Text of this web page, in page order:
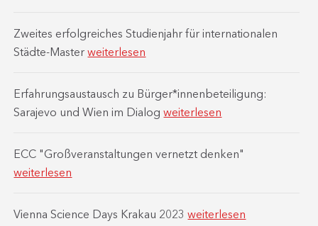
Zweites erfolgreiches Studienjahr für internationalen
Städte-Masterweiterlesen
Erfahrungsaustausch zu Bürger*innenbeteiligung:
Sarajevo und Wien im Dialogweiterlesen
ECC "Großveranstaltungen vernetzt denken"
weiterlesen
Vienna Science Days Krakau 2023weiterlesen